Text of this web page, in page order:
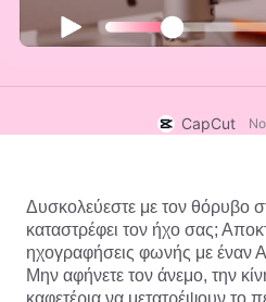
Αναγνώριση ομιλίας
Μείωση θορύβου
Εικόνα
Κορυφαίες επιλογές
Τάσεις και συμβουλές για
Περισσότερα
Άνοιγμα CapCut
CapCut
Δυσκολεύεστε με τον θόρυβο
καταστρέφει τον ήχο σας;
ηχογραφήσεις φωνής με έναν
Μην αφήνετε τον άνεμο, την
καφετέρια να μετατρέψουν το